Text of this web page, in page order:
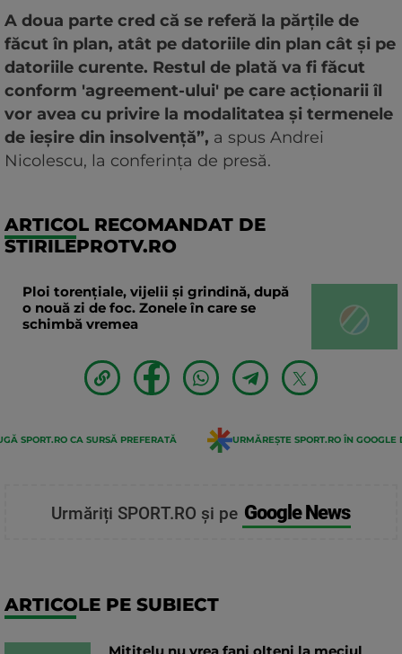
A doua parte cred că se referă la părțile de
făcut în plan, atât pe datoriile din plan cât și pe
datoriile curente. Restul de plată va fi făcut
conform 'agreement-ului' pe care acționarii îl
vor avea cu privire la modalitatea și termenele
de ieșire din insolvență”, a spus Andrei
Nicolescu, la conferința de presă.
ARTICOL RECOMANDAT DE
STIRILEPROTV.RO
Ploi torențiale, vijelii și grindină, după
o nouă zi de foc. Zonele în care se
schimbă vremea
SPORT.RO CA SURSĂ PREFERATĂ URMĂREȘTE SPORT.RO ÎN GOOGLE
Urmăriți SPORT.RO și pe Google News
ARTICOLE PE SUBIECT